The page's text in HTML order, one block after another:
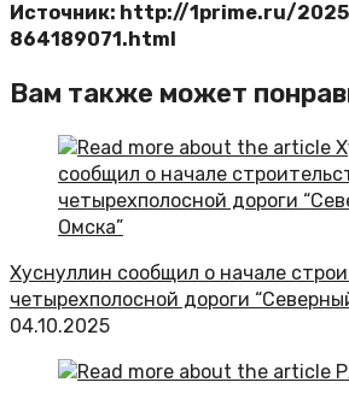
Источник: http://1prime.ru/
864189071.html
Вам также может
Хуснуллин сообщил о начале
четырехполосной дороги
04.10.2025